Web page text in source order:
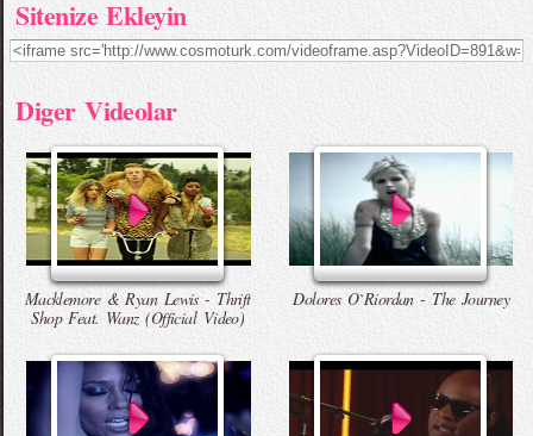
Sitenize Ekleyin
Diger Videolar
Macklemore & Ryan Lewis - Thrift
Shop Feat. Wanz (Official Video)
Dolores O`Riordan - The Journey